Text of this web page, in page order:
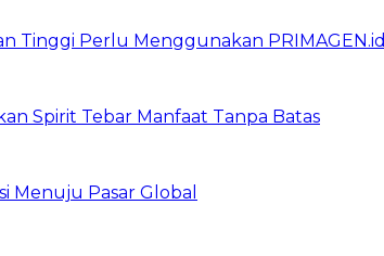
Tinggi Perlu Menggunakan PRIMAGEN.id
Spirit Tebar Manfaat Tanpa Batas
Menuju Pasar Global